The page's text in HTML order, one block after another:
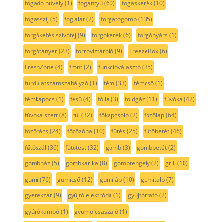
fogadó hüvely(1) fogantyú(60) fogaskerék(10)
fogasszíj (5) foglalat(2) forgatógomb(135)
forgókefés szívófej (9) forgókerék(6) forgónyárs (1)
forgótányér(23) forróvíztároló(9) FreezeBox(6)
FreshZone (4) front(2) funkcióválasztó(35)
furdulatszámszabályzó(1) fém(33) fémcső(1)
fémkapocs (1) fésű(4) fólia (3) földgáz (11) fúvóka (42)
fúvóka szett(8) fül (32) főkapcsoló(2) főzőlap(64)
főzőrács (24) főzőzóna (10) fűtés (25) fűtőbetét(46)
fűtőszál (36) fűtőtest(32) gomb(3) gombbetét(2)
gombház (5) gombkarika (8) gombtengely(2) grill (10)
gumi (76) gumicső(12) gumiláb(10) gumitalp(7)
gyerekzár(9) gyújtó elektróda (1) gyújtótrafó(2)
gyúrókampó(1) gyümölcsaszaló(1)